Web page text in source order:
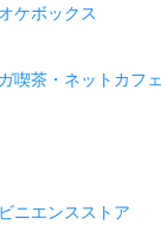
ケボックス
喫茶・ネットカフェ
ニエンスストア